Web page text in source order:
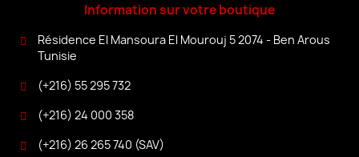
Information sur votre boutique
Résidence El Mansoura El Mourouj 5 2074 - Ben Arous
Tunisie
(+216) 55 295 732
(+216) 24 000 358
(+216) 26 265 740 (SAV)